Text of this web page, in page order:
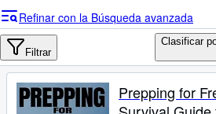
Consultar mis pedidos
Cerrar sesión
Búsqueda avanzada
Colecciones
Refinar con la Búsqueda avanzada
Filtrar
Clasificar
Prepping for